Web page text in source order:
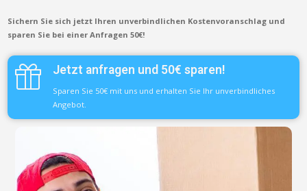
Sichern Sie sich jetzt Ihren unverbindlichen Kostenvoranschlag und
sparen Sie bei einer Anfragen 50€!
Jetzt anfragen und 50€ sparen!
Sparen Sie 50€ mit uns und erhalten Sie Ihr unverbindliches
Angebot.